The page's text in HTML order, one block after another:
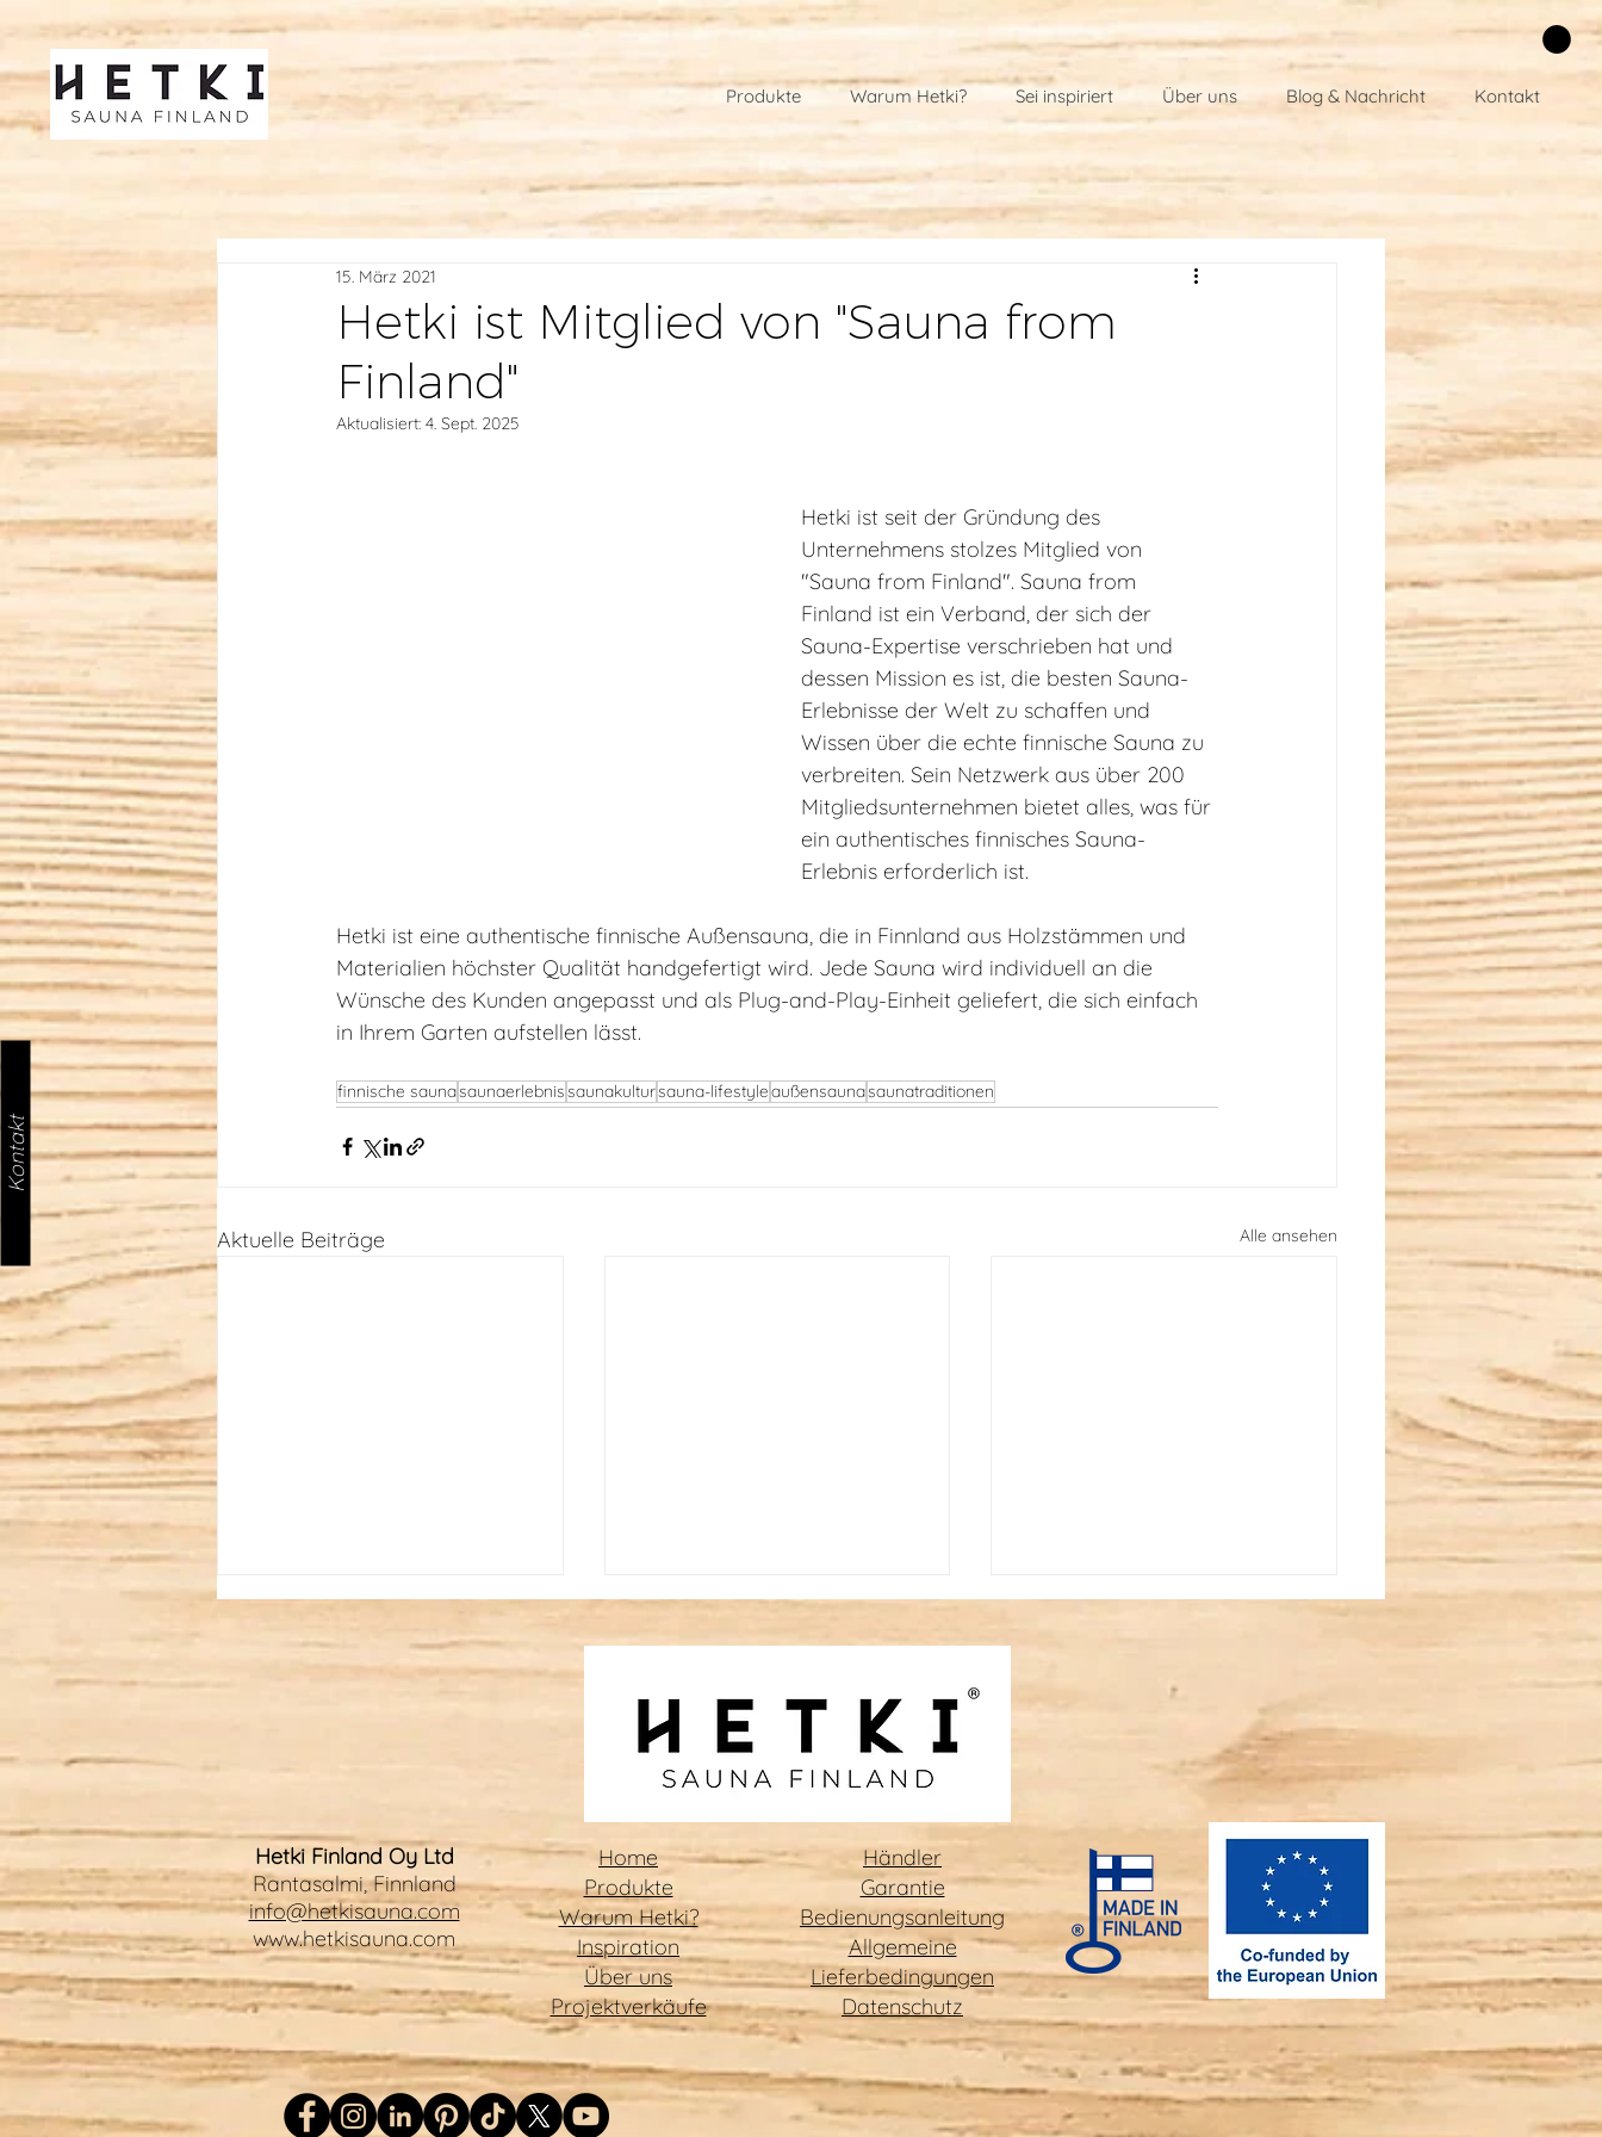
Produkte Warum Hetki? Sei inspiriert Über uns Blog & Nachricht Kontakt
Kontakt
Hetki ist Mitglied von "Sauna from
Finland"
15. März 2021
Aktualisiert: 4. Sept. 2025
Hetki ist seit der Gründung des
Unternehmens stolzes Mitglied von
"Sauna from Finland". Sauna from
Finland ist ein Verband, der sich der
Sauna-Expertise verschrieben hat und
dessen Mission es ist, die besten Sauna-
Erlebnisse der Welt zu schaffen und
Wissen über die echte finnische Sauna zu
verbreiten. Sein Netzwerk aus über 200
Mitgliedsunternehmen bietet alles, was für
ein authentisches finnisches Sauna-
Erlebnis erforderlich ist.
Hetki ist eine authentische finnische Außensauna, die in Finnland aus Holzstämmen und
Materialien höchster Qualität handgefertigt wird. Jede Sauna wird individuell an die
Wünsche des Kunden angepasst und als Plug-and-Play-Einheit geliefert, die sich einfach
in Ihrem Garten aufstellen lässt.
finnische saunasaunaerlebnissaunakultursauna-lifestyleaußensaunasaunatraditionen
Aktuelle Beiträge Alle ansehen
heilige Dampf und die
Hitze der finnischen Sauna
"Schlüsselflagge" Symbol
Hetki Finland Oy Ltd
Rantasalmi, Finnland
info@hetkisauna.com
www.hetkisauna.com
Home
Produkte
Warum Hetki?
Inspiration
Über uns
Projektverkäufe
Händler
Garantie
Bedienungsanleitung
Allgemeine
Lieferbedingungen
Datenschutz